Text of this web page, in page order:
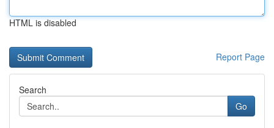
HTML is disabled
Report Page
Search
Go